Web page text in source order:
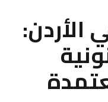
الأردن: